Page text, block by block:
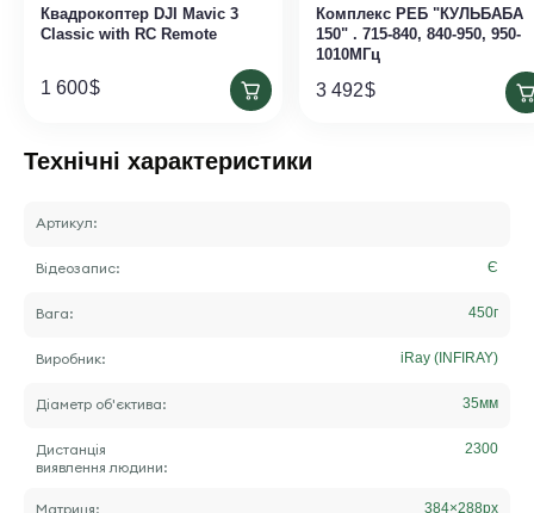
Квадрокоптер DJI Mavic 3
Classic with RC Remote
1 600$
Комплекс РЕБ "КУЛЬБАБА
150" . 715-840, 840-950, 950-
1010МГц
3 492$
Технічні характеристики
Артикул:
Відеозапис: Є
Вага: 450г
Виробник: iRay (INFIRAY)
Діаметр об'єктива: 35мм
Дистанція
виявлення людини:
2300
Матриця: 384×288px